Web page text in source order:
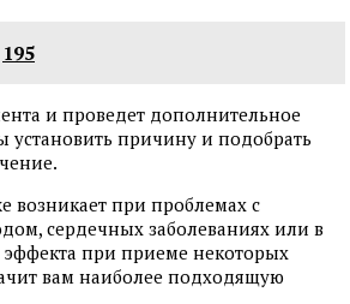
195
и проведет дополнительное
установить причину и подобрать
возникает при проблемах с
сердечных заболеваниях или в
эффекта при приеме некоторых
вам наиболее подходящую